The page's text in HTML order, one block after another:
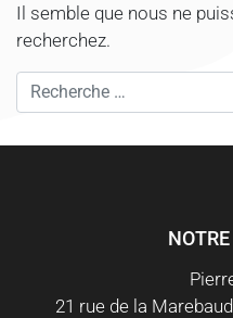
Il semble que nous ne
recherchez.
Rechercher
21 rue de la